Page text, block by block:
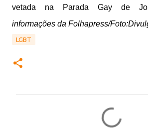
vetada na Parada Gay de
informações da Folhapress/
LGBT